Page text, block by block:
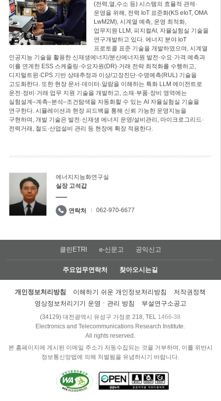
(전력,열,수소 등) 시스템의 효율적 관제·
운영을 위해, 전력 IoT 표준화(KS eIoT, OMA
LwM2M), 시계열 예측, 운영 최적화,
업무지원 LLM, 피지컬AI, 자율실험실 기술을
연구개발하고 있다. 에너지 분야 IoT
프로토콜 표준 기술을 개발하였으며, 시계열
인공지능 기술을 활용한 신재생에너지/분산에너지원 발전·수요·가격 예측과
이를 연계한 ESS 스케줄링·수요자원(DR)·거래 전략 최적화를 수행하고,
디지털트윈·CPS 기반 상태추정과 이상/고장진단·수명예측(RUL) 기술을
고도화한다. 또한 현장 문서·데이터·알람을 이해하는 특화 LLM 에이전트로
운전·정비·거래 업무 지원 기술을 개발하고, 소재·부품·장비 영역에는
실험설계–계측–분석–조건탐색을 자동화할 수 있는 AI 자율실험실 기술을
연구한다. 시뮬레이션과 현장 피드백을 통해 신뢰 가능한 운영지능을
구현하며, 개발 기술은 발전·신재생 에너지 운영/설비관리, 마이크로그리드·
전력거래, 철도·산업설비 관리 등 현장에 확장 적용한다.
에너지지능화연구실
실장 고석갑
연락처 062-970-6677
클린ETRI e-신문고 공익신고
주요업무연락처 찾아오시는길
개인정보처리방침 이해하기 쉬운 개인정보처리방침
저작권정책
영상정보처리기기 운영ㆍ관리 방침
부설연구소공고
(34129) 대전광역시 유성구 가정로 218, TEL 1466-38
Electronics and Telecommunications Research Institute.
All rights reserved.
본 홈페이지에 게시된 이메일 주소가 자동수집되는 것을 거부하며, 이를 위반시
정보통신망법에 의해 처벌됨을 유념하시기 바랍니다.